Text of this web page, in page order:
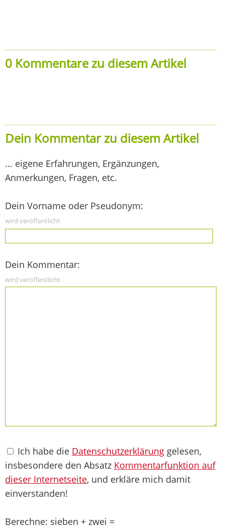
0 Kommentare zu diesem Artikel
Dein Kommentar zu diesem Artikel
... eigene Erfahrungen, Ergänzungen,
Anmerkungen, Fragen, etc.
Dein Vorname oder Pseudonym:
wird veröffentlicht
Dein Kommentar:
wird veröffentlicht
Ich habe die Datenschutzerklärung gelesen,
insbesondere den Absatz Kommentarfunktion auf
dieser Internetseite, und erkläre mich damit
einverstanden!
Berechne: sieben + zwei =